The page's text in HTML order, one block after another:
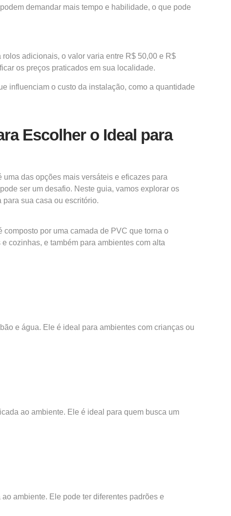
demandar mais tempo e habilidade, o que pode
adicionais, o valor varia entre R$ 50,00 e R$
os preços praticados em sua localidade.
influenciam o custo da instalação, como a quantidade
Escolher o Ideal para
das opções mais versáteis e eficazes para
ser um desafio. Neste guia, vamos explorar os
sua casa ou escritório.
por uma camada de PVC que torna o
cozinhas, e também para ambientes com alta
e água. Ele é ideal para ambientes com crianças ou
ao ambiente. Ele é ideal para quem busca um
ambiente. Ele pode ter diferentes padrões e